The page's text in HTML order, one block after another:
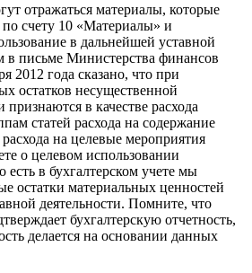
отражаться материалы, которые
по счету 10 «Материалы» и
в дальнейшей уставной
в письме Министерства финансов
2012 года сказано, что при
остатков несущественной
в качестве расхода
статей расхода на содержание
на целевые мероприятия
о целевом использовании
есть в бухгалтерском учете мы
остатки материальных ценностей
деятельности. Помните, что
бухгалтерскую отчетность,
делается на основании данных